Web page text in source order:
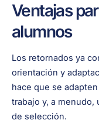
Ventajas
alumnos
Los retornados ya
orientación y
hace que se
trabajo y, a menudo,
de selección.